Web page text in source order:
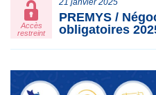
Accès
restreint
21 janvier 2025
PREMYS /
obligatoires